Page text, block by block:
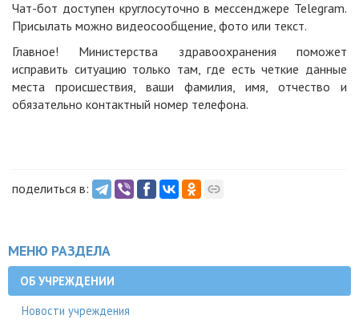
Чат-бот доступен круглосуточно в мессенджере Telegram.
Присылать можно видеосообщение, фото или текст.
Главное! Министерства здравоохранения поможет
исправить ситуацию только там, где есть четкие данные
места происшествия, ваши фамилия, имя, отчество и
обязательно контактный номер телефона.
поделиться в:
МЕНЮ РАЗДЕЛА
ОБ УЧРЕЖДЕНИИ
Новости учреждения